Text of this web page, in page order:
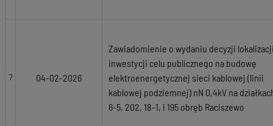
7 04-02-2026
Zawiadomienie o wydaniu decyzji
inwestycji celu publicznego na budowę
elektroenergetycznej sieci kablowej (linii
kablowej podziemnej) nN 0,4kV na
6-5, 202, 18-1, i 195 obręb Raciszewo